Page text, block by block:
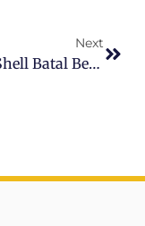
Next
Vivo & Shell Batal Beli BBM Impor Pertamina? Begini Kronologinya